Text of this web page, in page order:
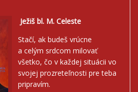
Ježiš bl. M. Celeste
Stačí, ak budeš vrúcne
a celým srdcom milovať
všetko, čo v každej situácii vo
svojej prozreteľnosti pre teba
pripravím.